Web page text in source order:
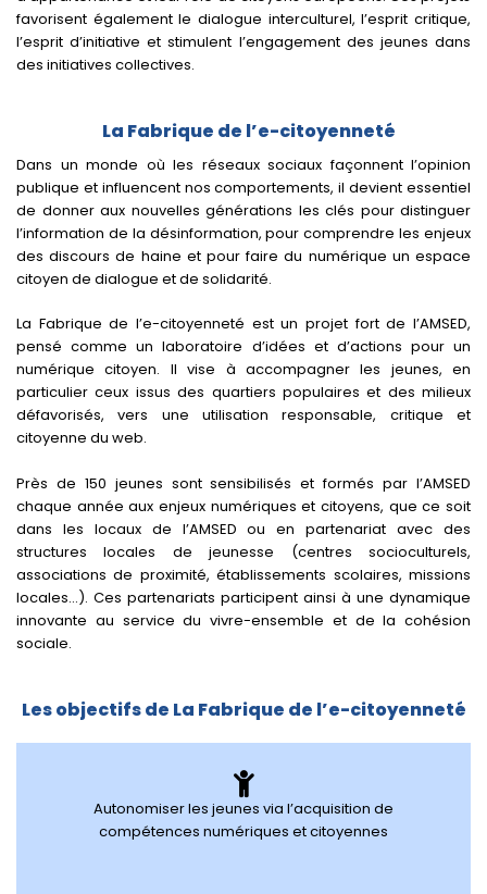
favorisent également le dialogue interculturel, l’esprit critique,
l’esprit d’initiative et stimulent l’engagement des jeunes dans
des initiatives collectives.
La Fabrique de l’e-citoyenneté
Dans un monde où les réseaux sociaux façonnent l’opinion
publique et influencent nos comportements, il devient essentiel
de donner aux nouvelles générations les clés pour distinguer
l’information de la désinformation, pour comprendre les enjeux
des discours de haine et pour faire du numérique un espace
citoyen de dialogue et de solidarité.
La Fabrique de l’e-citoyenneté est un projet fort de l’AMSED,
pensé comme un laboratoire d’idées et d’actions pour un
numérique citoyen. Il vise à accompagner les jeunes, en
particulier ceux issus des quartiers populaires et des milieux
défavorisés, vers une utilisation responsable, critique et
citoyenne du web.
Près de 150 jeunes sont sensibilisés et formés par l’AMSED
chaque année aux enjeux numériques et citoyens, que ce soit
dans les locaux de l’AMSED ou en partenariat avec des
structures locales de jeunesse (centres socioculturels,
associations de proximité, établissements scolaires, missions
locales…). Ces partenariats participent ainsi à une dynamique
innovante au service du vivre-ensemble et de la cohésion
sociale.
Les objectifs de La Fabrique de l’e-citoyenneté
Autonomiser les jeunes via l’acquisition de
compétences numériques et citoyennes